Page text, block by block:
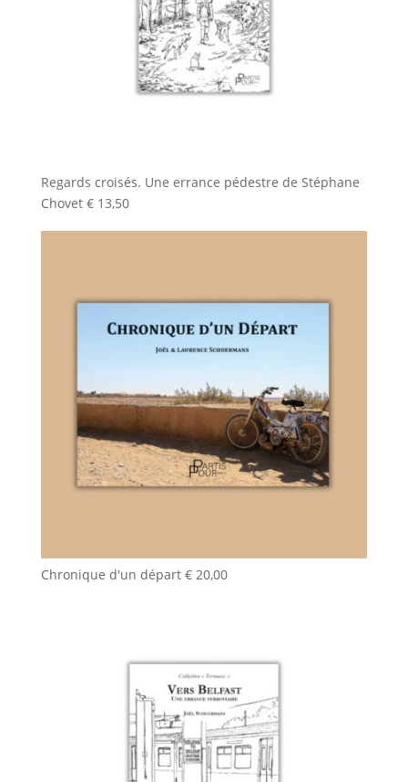
Regards croisés. Une errance pédestre de Stéphane
Chovet €13,50
Chronique d'un départ €20,00